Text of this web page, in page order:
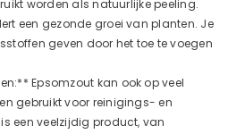
worden als natuurlijke peeling.
een gezonde groei van planten. Je
geven door het toe te voegen
Epsomzout kan ook op veel
gebruikt voor reinigings- en
een veelzijdig product, van